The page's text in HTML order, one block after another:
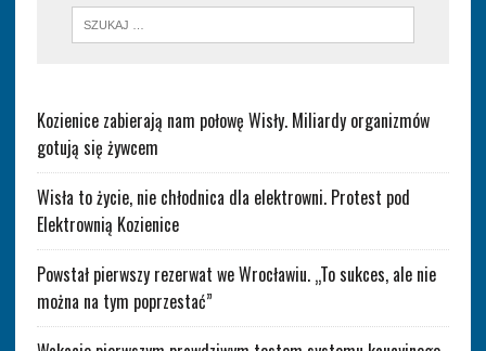
Kozienice zabierają nam połowę Wisły. Miliardy organizmów
gotują się żywcem
Wisła to życie, nie chłodnica dla elektrowni. Protest pod
Elektrownią Kozienice
Powstał pierwszy rezerwat we Wrocławiu. „To sukces, ale nie
można na tym poprzestać”